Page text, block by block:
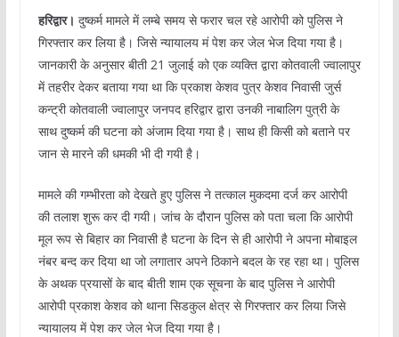
हरिद्वार। दुष्कर्म मामले में लम्बे समय से फरार चल रहे आरोपी को पुलिस ने
गिरफ्तार कर लिया है। जिसे न्यायालय मं पेश कर जेल भेज दिया गया है।
जानकारी के अनुसार बीती 21 जुलाई को एक व्यक्ति द्वारा कोतवाली ज्वालापुर
में तहरीर देकर बताया गया था कि प्रकाश केशव पुत्र केशव निवासी जुर्स
कन्ट्री कोतवाली ज्वालापुर जनपद हरिद्वार द्वारा उनकी नाबालिग पुत्री के
साथ दुष्कर्म की घटना को अंजाम दिया गया है। साथ ही किसी को बताने पर
जान से मारने की धमकी भी दी गयी है।
मामले की गम्भीरता को देखते हुए पुलिस ने तत्काल मुकदमा दर्ज कर आरोपी
की तलाश शुरू कर दी गयी। जांच के दौरान पुलिस को पता चला कि आरोपी
मूल रूप से बिहार का निवासी है घटना के दिन से ही आरोपी ने अपना मोबाइल
नंबर बन्द कर दिया था जो लगातार अपने ठिकाने बदल के रह रहा था। पुलिस
के अथक प्रयासों के बाद बीती शाम एक सूचना के बाद पुलिस ने आरोपी
आरोपी प्रकाश केशव को थाना सिडकुल क्षेत्र से गिरफ्तार कर लिया जिसे
न्यायालय में पेश कर जेल भेज दिया गया है।